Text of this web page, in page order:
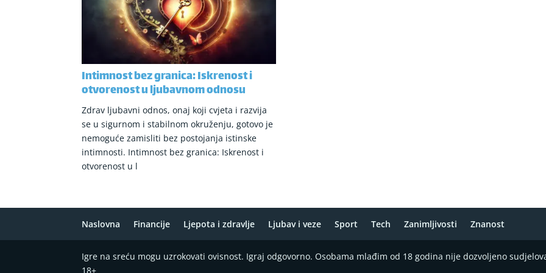
Intimnost bez granica: Iskrenost i
otvorenost u ljubavnom odnosu
Zdrav ljubavni odnos, onaj koji cvjeta i razvija
se u sigurnom i stabilnom okruženju, gotovo je
nemoguće zamisliti bez postojanja istinske
intimnosti. Intimnost bez granica: Iskrenost i
otvorenost u l
Naslovna Financije Ljepota i zdravlje Ljubav i veze Sport Tech Zanimljivosti Znanost
Igre na sreću mogu uzrokovati ovisnost. Igraj odgovorno. Osobama mlađim od 18 godina nije dozvoljeno
18+